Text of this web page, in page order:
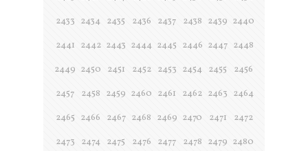
2433 2434 2435 2436 2437 2438 2439 2440
2441 2442 2443 2444 2445 2446 2447 2448
2449 2450 2451 2452 2453 2454 2455
2456
2457
2458 2459 2460 2461 2462 2463 2464
2465 2466 2467 2468 2469 2470 2471
2472
2473
2474 2475 2476 2477 2478 2479 2480